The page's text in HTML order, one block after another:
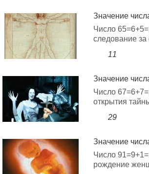
Значение
Число
следование
11
Значение
Число
открытия
29
Значение
Число
рождение